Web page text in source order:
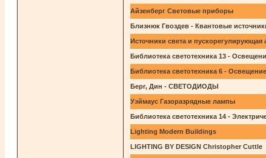
Айзенберг Световые приборы
Близнюк Гвоздев - Квантовые
Источники света и пускорегулирующая
Библиотека светотехника 13 -
Библиотека светотехника 6 -
Берг, Дин - СВЕТОДИОДЫ
Уэймаус Газоразрядные лампы
Библиотека светотехника 14 -
Lighting Modern Buildings
LIGHTING BY DESIGN Christopher Cuttle